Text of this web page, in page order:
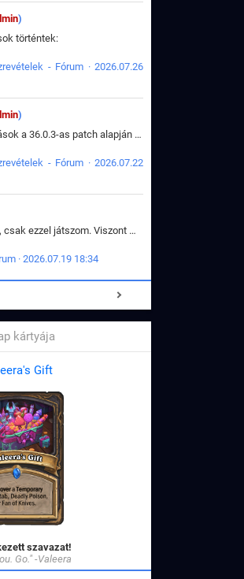
)
történtek:
- Fórum · 2026.07.26
)
Kártya változások a 36.0.3-as patch alapján frissítve az adatbázisban (képek is cserélve).
- Fórum · 2026.07.22
Amióta bejött, csak ezzel játszom. Viszont mint minden más - akár az alapjáték is, ez is baromira összetett lett. Néha már pár kör után is esélytelen az egész. Vagy irreállisan túltápol valaki, vagy lelép a partner, vagy csak hülye mint a segg. És amikor eljönne az én időm, na akkor jön el mindenki másé is. Engem jobban érdekelne, hogy ki milyen ratingen szokott játszani. Na ez lenne egy érdekes adat.
· 2026.07.19 18:34
kártyája
Gift
szavazat!
Go." -Valeera